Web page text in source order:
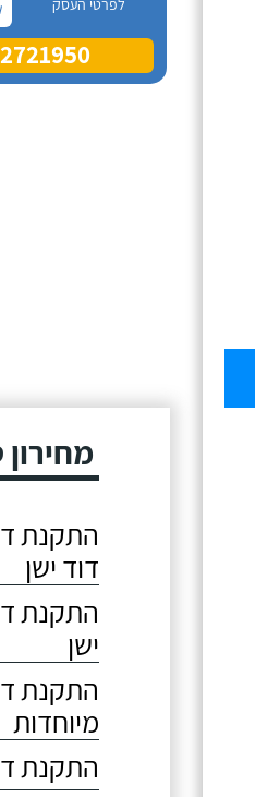
לפרטי העסק
דוד ישן
ישן
מיוחדות
התקנת דוד שמש, 80 ליטר, על